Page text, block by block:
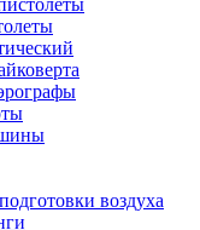
воздуха